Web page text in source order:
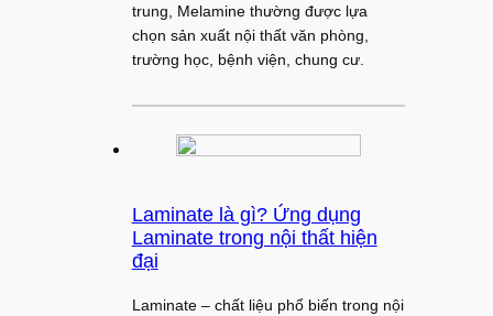
trung, Melamine thường được lựa
chọn sản xuất nội thất văn phòng,
trường học, bệnh viện, chung cư.
Laminate là gì? Ứng dụng
Laminate trong nội thất hiện
đại
Laminate – chất liệu phổ biến trong nội